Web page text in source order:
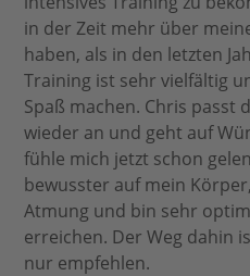
in der Zeit mehr über
haben, als in den letzten
Training ist sehr vielfältig
Spaß machen. Chris passt
wieder an und geht auf
fühle mich jetzt schon
bewusster auf mein
Atmung und bin sehr
erreichen. Der Weg dahin
nur empfehlen.